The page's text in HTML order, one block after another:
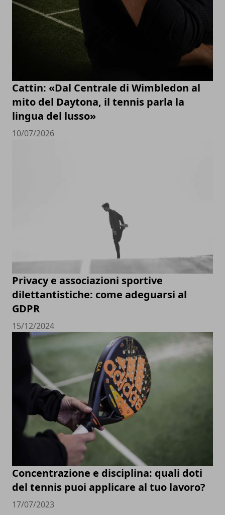
Cattin: «Dal Centrale di Wimbledon al
mito del Daytona, il tennis parla la
lingua del lusso»
10/07/2026
Privacy e associazioni sportive
dilettantistiche: come adeguarsi al
GDPR
15/12/2024
Concentrazione e disciplina: quali doti
del tennis puoi applicare al tuo lavoro?
17/07/2023